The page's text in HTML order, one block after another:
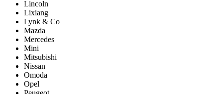
Lincoln
Lixiang
Lynk & Co
Mazda
Mercedes
Mini
Mitsubishi
Nissan
Omoda
Opel